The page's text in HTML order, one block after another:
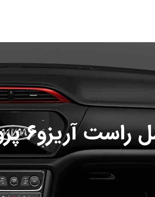
آریزو6 پرو